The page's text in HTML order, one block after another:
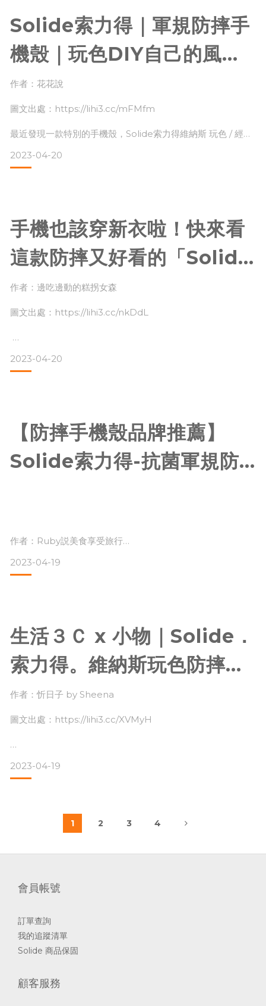
官網：https://www.solide.com.tw/
其中主打項目為iphone系列防摔殼，包含軍規防摔、設計聯名
頭貼、耳機保護殼等
Solide索力得｜軍規防摔手
機殼｜玩色DIY自己的風格
手機殼|花花說
作者：花花說
圖文出處：https://lihi3.cc/mFMfm
最近發現一款特別的手機殼，Solide索力得維納斯 玩色 / 經典
外，還有替換式背蓋，可以隨心情換不同背蓋或是自己DIY圖
卡貼紙創造專屬的STYLE！
Solide索力得手機殼邊框有增強防護和增高設計的專利減震科
技，通過美軍軍規等級摔落測試，喜歡裸機感的人，可以只單
獨使用防摔邊框，讓你的手機在日常使用時更安心。
2023-04-20
手機也該穿新衣啦！快來看
這款防摔又好看的「Solide
索力得」手機殼吧 ｜邊吃邊
動的糕拐女森
作者：邊吃邊動的糕拐女森
圖文出處：https://lihi3.cc/nkDdL
以前我就用過他們家的保護殼（黑紅）了，這一次就來換夏天
感的白紫色吧
你知道這個牌子嗎？不知道的快去他們官網看一下喔。
👉🏻 https://www.solide.com.tw/
2023-04-20
【防摔手機殼品牌推薦】
Solide索力得-抗菌軍規防
箱文｜Ruby説美食享受旅
行
作者：Ruby説美食享受旅行
圖文出處：https://lihi3.cc/2RS9l
手機原色展現出來更棒，Ruby覺得除了平常寫美食推薦文也
想把自己用到的好物與大家分享。
最近上網爬文比較後，覺得【Solide索力得】家的手機殼，設
不忍睹又沒有快充功能，追劇到一半快沒電時再充電時真的好
2023-04-19
生活３Ｃ x 小物｜Solide．
索力得。維納斯玩色防摔手
機殼．快充組合｜忻日子
by Sheena
作者：忻日子 by Sheena
圖文出處：https://lihi3.cc/XVMyH
#智慧型手機配件 選擇愈來愈多樣。
得 還有 Sopure 極透、Magsafe 特強磁吸、獨家設計款等系
選擇障礙如我，單是挑系列與
2023-04-19
1 2 3 4
會員帳號
訂單查詢
我的追蹤清單
Solide 商品保固
顧客服務